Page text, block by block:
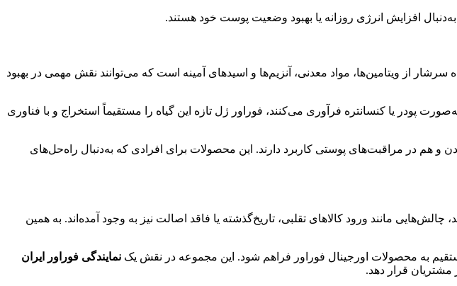
افزایش انرژی روزانه یا بهبود وضعیت پوست خود هستند.
از ویتامین‌ها، مواد معدنی، آنزیم‌ها و اسیدهای آمینه است که می‌توانند نقش مهمی در بهبود
پودر یا کنسانتره فرآوری می‌کنند، فوراور ژل تازه این گیاه را مستقیماً استخراج و با فناوری
هم در مراقبت‌های پوستی کاربرد دارند. این محصولات برای افرادی که به‌دنبال راه‌حل‌های
مانند ورود کالاهای تقلبی، تاریخ‌گذشته یا فاقد اصالت نیز به وجود آمده‌اند. به همین
نمایندگی فوراور ایران
مشتریان قرار دهد.